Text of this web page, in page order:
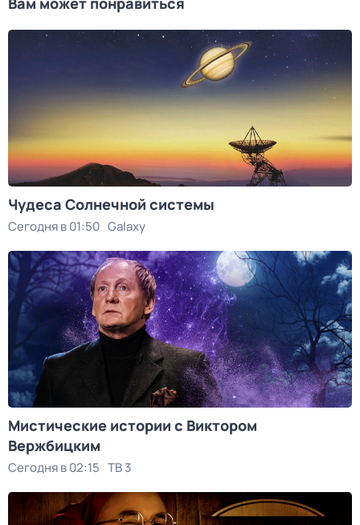
Чудеса Солнечной системы
Сегодня в 01:50 Galaxy
Мистические истории с Виктoром
Bержбицким
Сегодня в 02:15 ТВ 3